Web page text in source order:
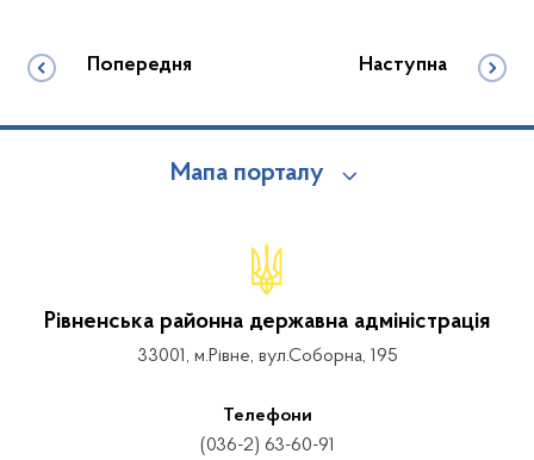
Попередня Наступна
Мапа порталу
Рівненська районна державна адміністрація
33001, м.Рівне, вул.Соборна, 195
Телефони
(036-2) 63-60-91